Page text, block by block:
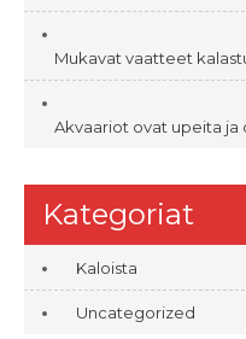
Mukavat vaatteet
Akvaariot ovat upeita ja
Kategoriat
Kaloista
Uncategorized